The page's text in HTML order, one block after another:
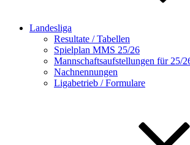
Landesliga
Resultate / Tabellen
Spielplan MMS 25/26
Mannschaftsaufstellungen für 25/
Nachnennungen
Ligabetrieb / Formulare